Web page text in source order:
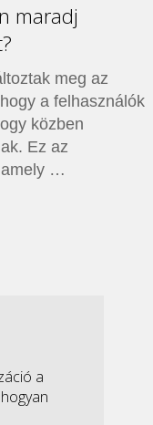
maradj
meg az
a felhasználók
közben
Ez az
amely …
a